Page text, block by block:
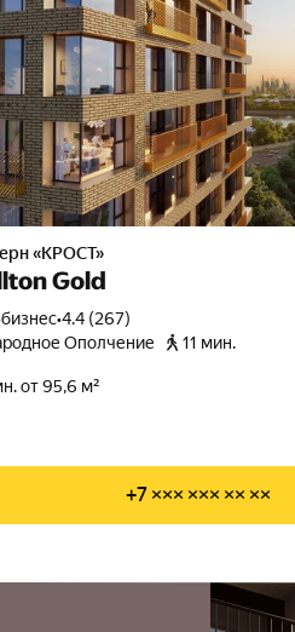
«КРОСТ»
Gold
бизнес•4.4 (267)
Ополчение
11 мин.
от 95,6 м²
+7 ××× ××× ×× ××